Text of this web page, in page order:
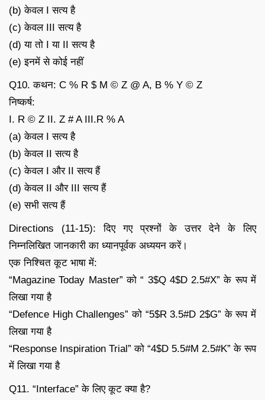
(b) केवल I सत्य है
(c) केवल III सत्य है
(d) या तो I या II सत्य है
(e) इनमें से कोई नहीं
Q10. कथन: C % R $ M © Z @ A, B % Y © Z
निष्कर्ष:
I. R © Z II. Z # A III.R % A
(a) केवल I सत्य है
(b) केवल II सत्य है
(c) केवल I और II सत्य हैं
(d) केवल II और III सत्य हैं
(e) सभी सत्य हैं
Directions (11-15): दिए गए प्रश्नों के उत्तर देने के लिए
निम्नलिखित जानकारी का ध्यानपूर्वक अध्ययन करें।
एक निश्चित कूट भाषा में:
“Magazine Today Master” को “ 3$Q 4$D 2.5#X” के रूप में
लिखा गया है
“Defence High Challenges” को “5$R 3.5#D 2$G” के रूप में
लिखा गया है
“Response Inspiration Trial” को “4$D 5.5#M 2.5#K” के रूप
में लिखा गया है
Q11. “Interface” के लिए कूट क्या है?